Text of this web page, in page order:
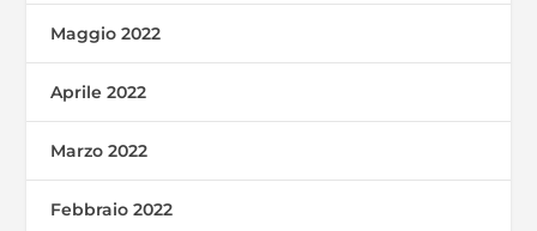
Maggio 2022
Aprile 2022
Marzo 2022
Febbraio 2022